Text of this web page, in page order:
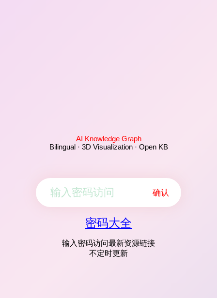
AI Knowledge Graph
Bilingual · 3D Visualization · Open KB
确认
密码大全
输入密码访问最新资源链接
不定时更新